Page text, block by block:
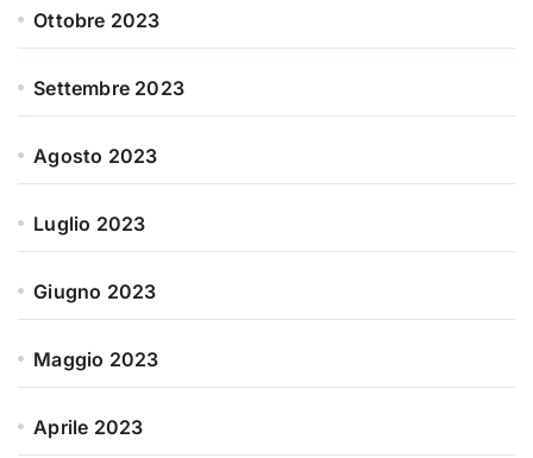
Ottobre 2023
Settembre 2023
Agosto 2023
Luglio 2023
Giugno 2023
Maggio 2023
Aprile 2023